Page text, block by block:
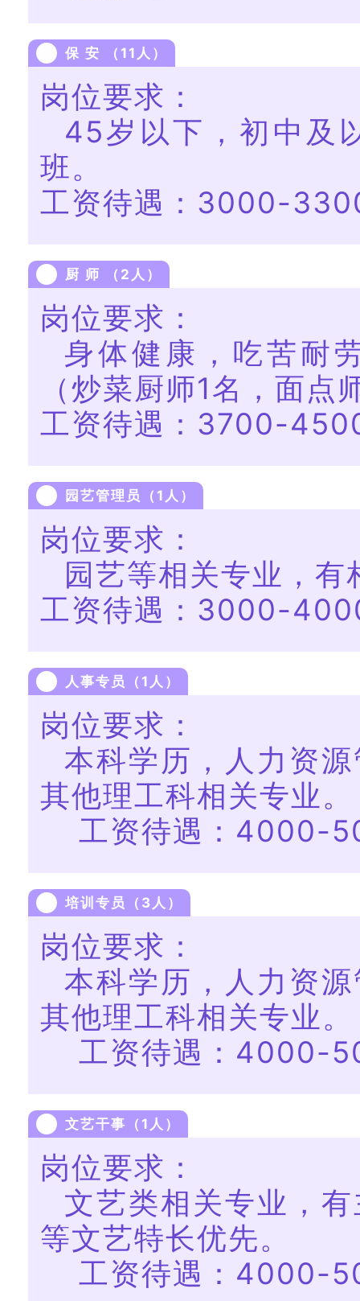
保 安 （11人）
岗位要求：
45岁以下，初中及
班。
工资待遇：3000-
厨 师 （2人）
岗位要求：
身体健康，吃苦耐
（炒菜厨师1名，面点
工资待遇：3700-
园艺管理员（1人）
岗位要求：
园艺等相关专业，
工资待遇：3000-
人事专员（1人）
岗位要求：
本科学历，人力资
其他理工科相关专业。
工资待遇：4000-
培训专员（3人）
岗位要求：
本科学历，人力资
其他理工科相关专业。
工资待遇：4000-
文艺干事（1人）
岗位要求：
文艺类相关专业，
等文艺特长优先。
工资待遇：4000-